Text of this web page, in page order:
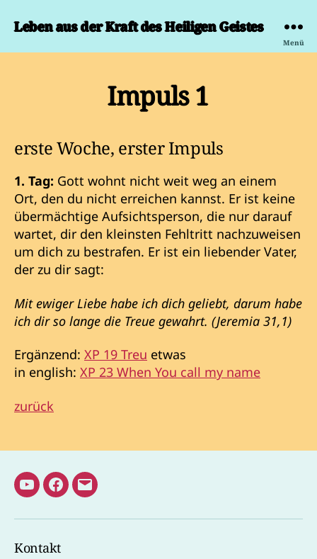
Leben aus der Kraft des Heiligen Geistes
Menü
Impuls 1
erste Woche, erster Impuls
1. Tag: Gott wohnt nicht weit weg an einem
Ort, den du nicht erreichen kannst. Er ist keine
übermächtige Aufsichtsperson, die nur darauf
wartet, dir den kleinsten Fehltritt nachzuweisen
um dich zu bestrafen. Er ist ein liebender Vater,
der zu dir sagt:
Mit ewiger Liebe habe ich dich geliebt, darum habe
ich dir so lange die Treue gewahrt. (Jeremia 31,1)
Ergänzend: XP 19 Treu etwas
in english: XP 23 When You call my name
zurück
Youtube
Adrian
Facebook
E-
Kontakt